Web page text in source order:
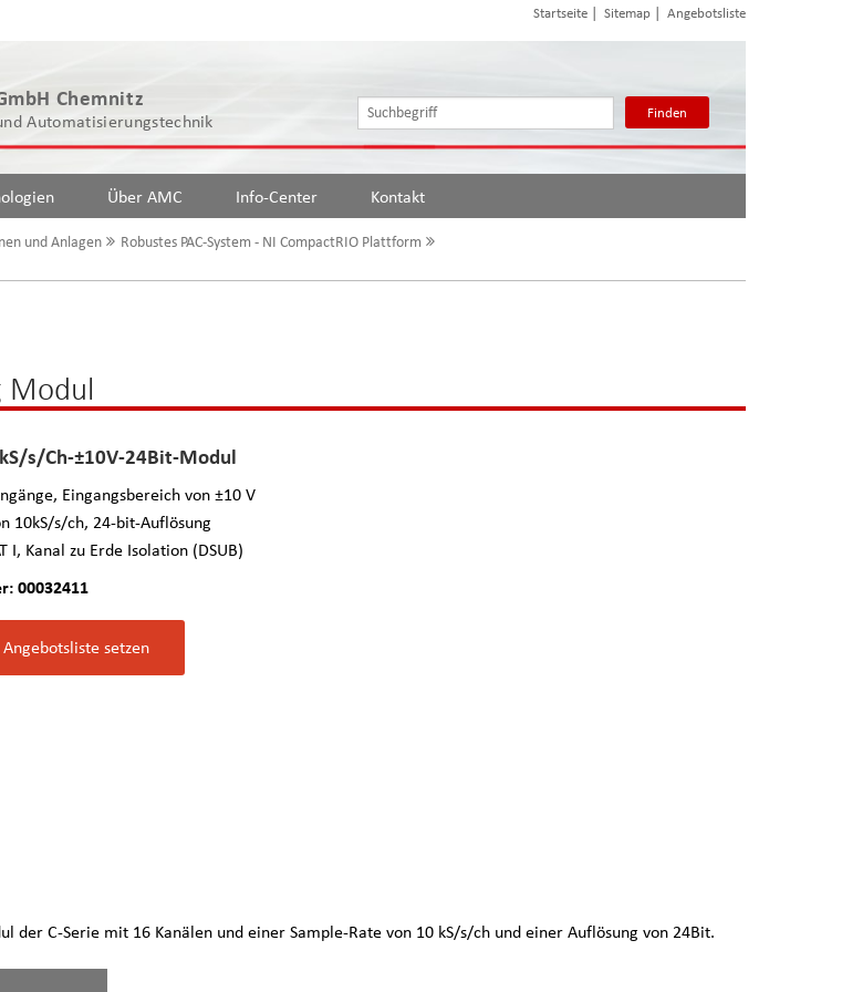
Startseite Sitemap Angebotsliste
Chemnitz
Automatisierungstechnik Finden
Über AMC Info-Center Kontakt
und Anlagen
Robustes PAC-System - NI CompactRIO Plattform
Modul
s/Ch-±10V-24Bit-Modul
Eingangsbereich von ±10 V
10kS/s/ch, 24-bit-Auflösung
I, Kanal zu Erde Isolation (DSUB)
00032411
setzen
der C-Serie mit 16 Kanälen und einer Sample-Rate von 10 kS/s/ch und einer Auflösung von 24Bit.